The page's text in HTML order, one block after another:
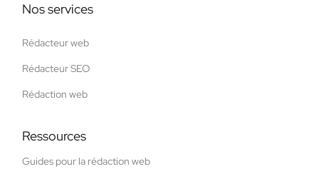
Nos services
Rédacteur web
Rédacteur SEO
Rédaction web
Ressources
Guides pour la rédaction web